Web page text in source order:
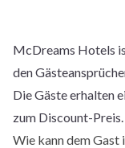
McDreams Hotels
den
Die Gäste erhalten
zum Discount-Preis.
Wie kann dem Gast